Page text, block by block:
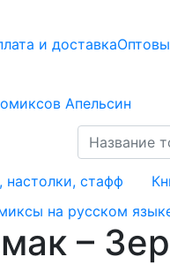
и доставка
настолки, стафф
на русском
–